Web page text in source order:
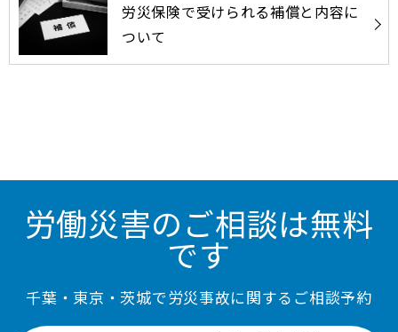
労災保険で受けられる補償と内容に
ついて
労働災害のご相談は無料
です
千葉・東京・茨城で労災事故に関するご相談予約